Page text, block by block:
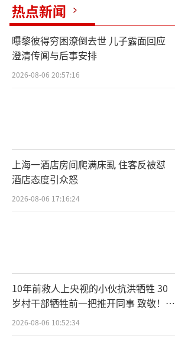
热点新闻
曝黎彼得穷困潦倒去世 儿子露面回应
澄清传闻与后事安排
2026-08-06 20:57:16
上海一酒店房间爬满床虱 住客反被怼
酒店态度引众怒
2026-08-06 17:16:24
10年前救人上央视的小伙抗洪牺牲 30
岁村干部牺牲前一把推开同事 致敬！送
别！
2026-08-06 10:52:34